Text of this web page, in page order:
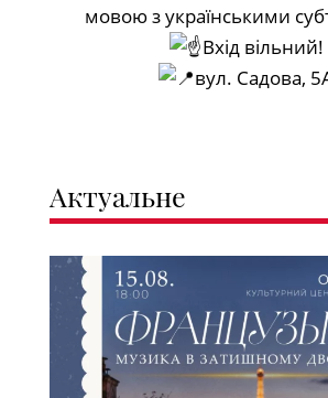
мовою з українськими
Вхід вільний!
вул. Садова,
Актуальне